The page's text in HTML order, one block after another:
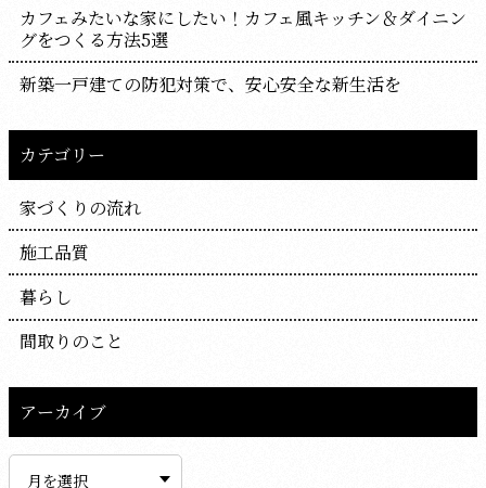
カフェみたいな家にしたい！カフェ風キッチン＆ダイニン
グをつくる方法5選
新築一戸建ての防犯対策で、安心安全な新生活を
カテゴリー
家づくりの流れ
施工品質
暮らし
間取りのこと
アーカイブ